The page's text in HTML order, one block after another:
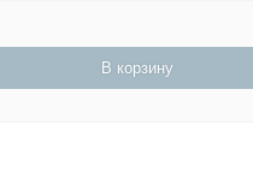
В корзину